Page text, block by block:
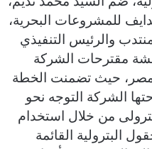
للمشروعات البحرية،
والرئيس التنفيذي
مقترحات الشركة
مصر، حيث تضمنت الخطة
الشركة التوجه نحو
من خلال استخدام
البترولية القائمة